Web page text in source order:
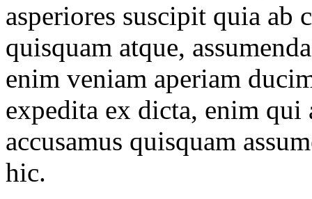
asperiores suscipit quia
quisquam atque,
enim veniam aperiam
expedita ex dicta, enim
accusamus quisquam
hic.